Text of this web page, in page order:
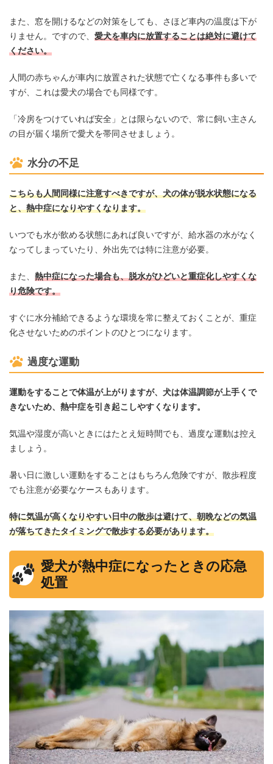
また、窓を開けるなどの対策をしても、さほど車内の温度は下が
りません。ですので、 愛犬を車内に放置することは絶対に避けて
ください。
人間の赤ちゃんが車内に放置された状態で亡くなる事件も多いで
すが、これは愛犬の場合でも同様です。
「冷房をつけていれば安全」とは限らないので、常に飼い主さん
の目が届く場所で愛犬を帯同させましょう。
水分の不足
こちらも人間同様に注意すべきですが、犬の体が脱水状態になる
と、熱中症になりやすくなります。
いつでも水が飲める状態にあれば良いですが、給水器の水がなく
なってしまっていたり、外出先では特に注意が必要。
また、 熱中症になった場合も、脱水がひどいと重症化しやすくな
り危険です。
すぐに水分補給できるような環境を常に整えておくことが、重症
化させないためのポイントのひとつになります。
過度な運動
運動をすることで体温が上がりますが、犬は体温調節が上手くで
きないため、熱中症を引き起こしやすくなります。
気温や湿度が高いときにはたとえ短時間でも、過度な運動は控え
ましょう。
暑い日に激しい運動をすることはもちろん危険ですが、散歩程度
でも注意が必要なケースもあります。
特に気温が高くなりやすい日中の散歩は避けて、朝晩などの気温
が落ちてきたタイミングで散歩する必要があります。
愛犬が熱中症になったときの応急
処置